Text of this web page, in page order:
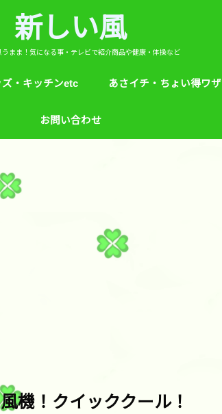
新しい風
うまま！気になる事・テレビで紹介商品や健康・体操など
・キッチンetc
愛用品・お気に入り
デス！紹介
テレビ紹介
あさイチ・ちょい得ワザ
お問い合わせ
機！クイッククール！